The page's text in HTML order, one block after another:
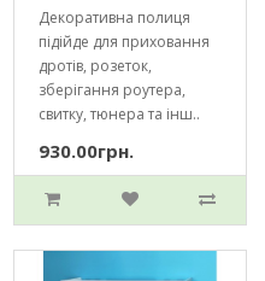
Декоративна полиця
підійде для приховання
дротів, розеток,
зберігання роутера,
свитку, тюнера та інш..
930.00грн.